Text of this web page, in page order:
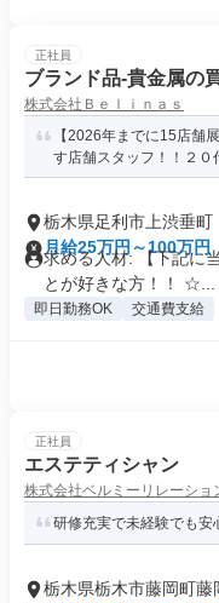
正社員
ブランド品-貴金属の
株式会社Ｂｅｌｉｎａｓ
【2026年までに15店舗
す店舗スタッフ！！２０
栃木県足利市上渋垂町
月給25万円～100万円
求める人材: 【下記に
とが好きな方！！ ☆...
即日勤務OK 交通費支給
正社員
エステティシャン
株式会社ベルミーリレーショ
研修充実で未経験でも安
栃木県栃木市藤岡町藤